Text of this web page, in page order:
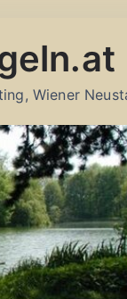
Wiener